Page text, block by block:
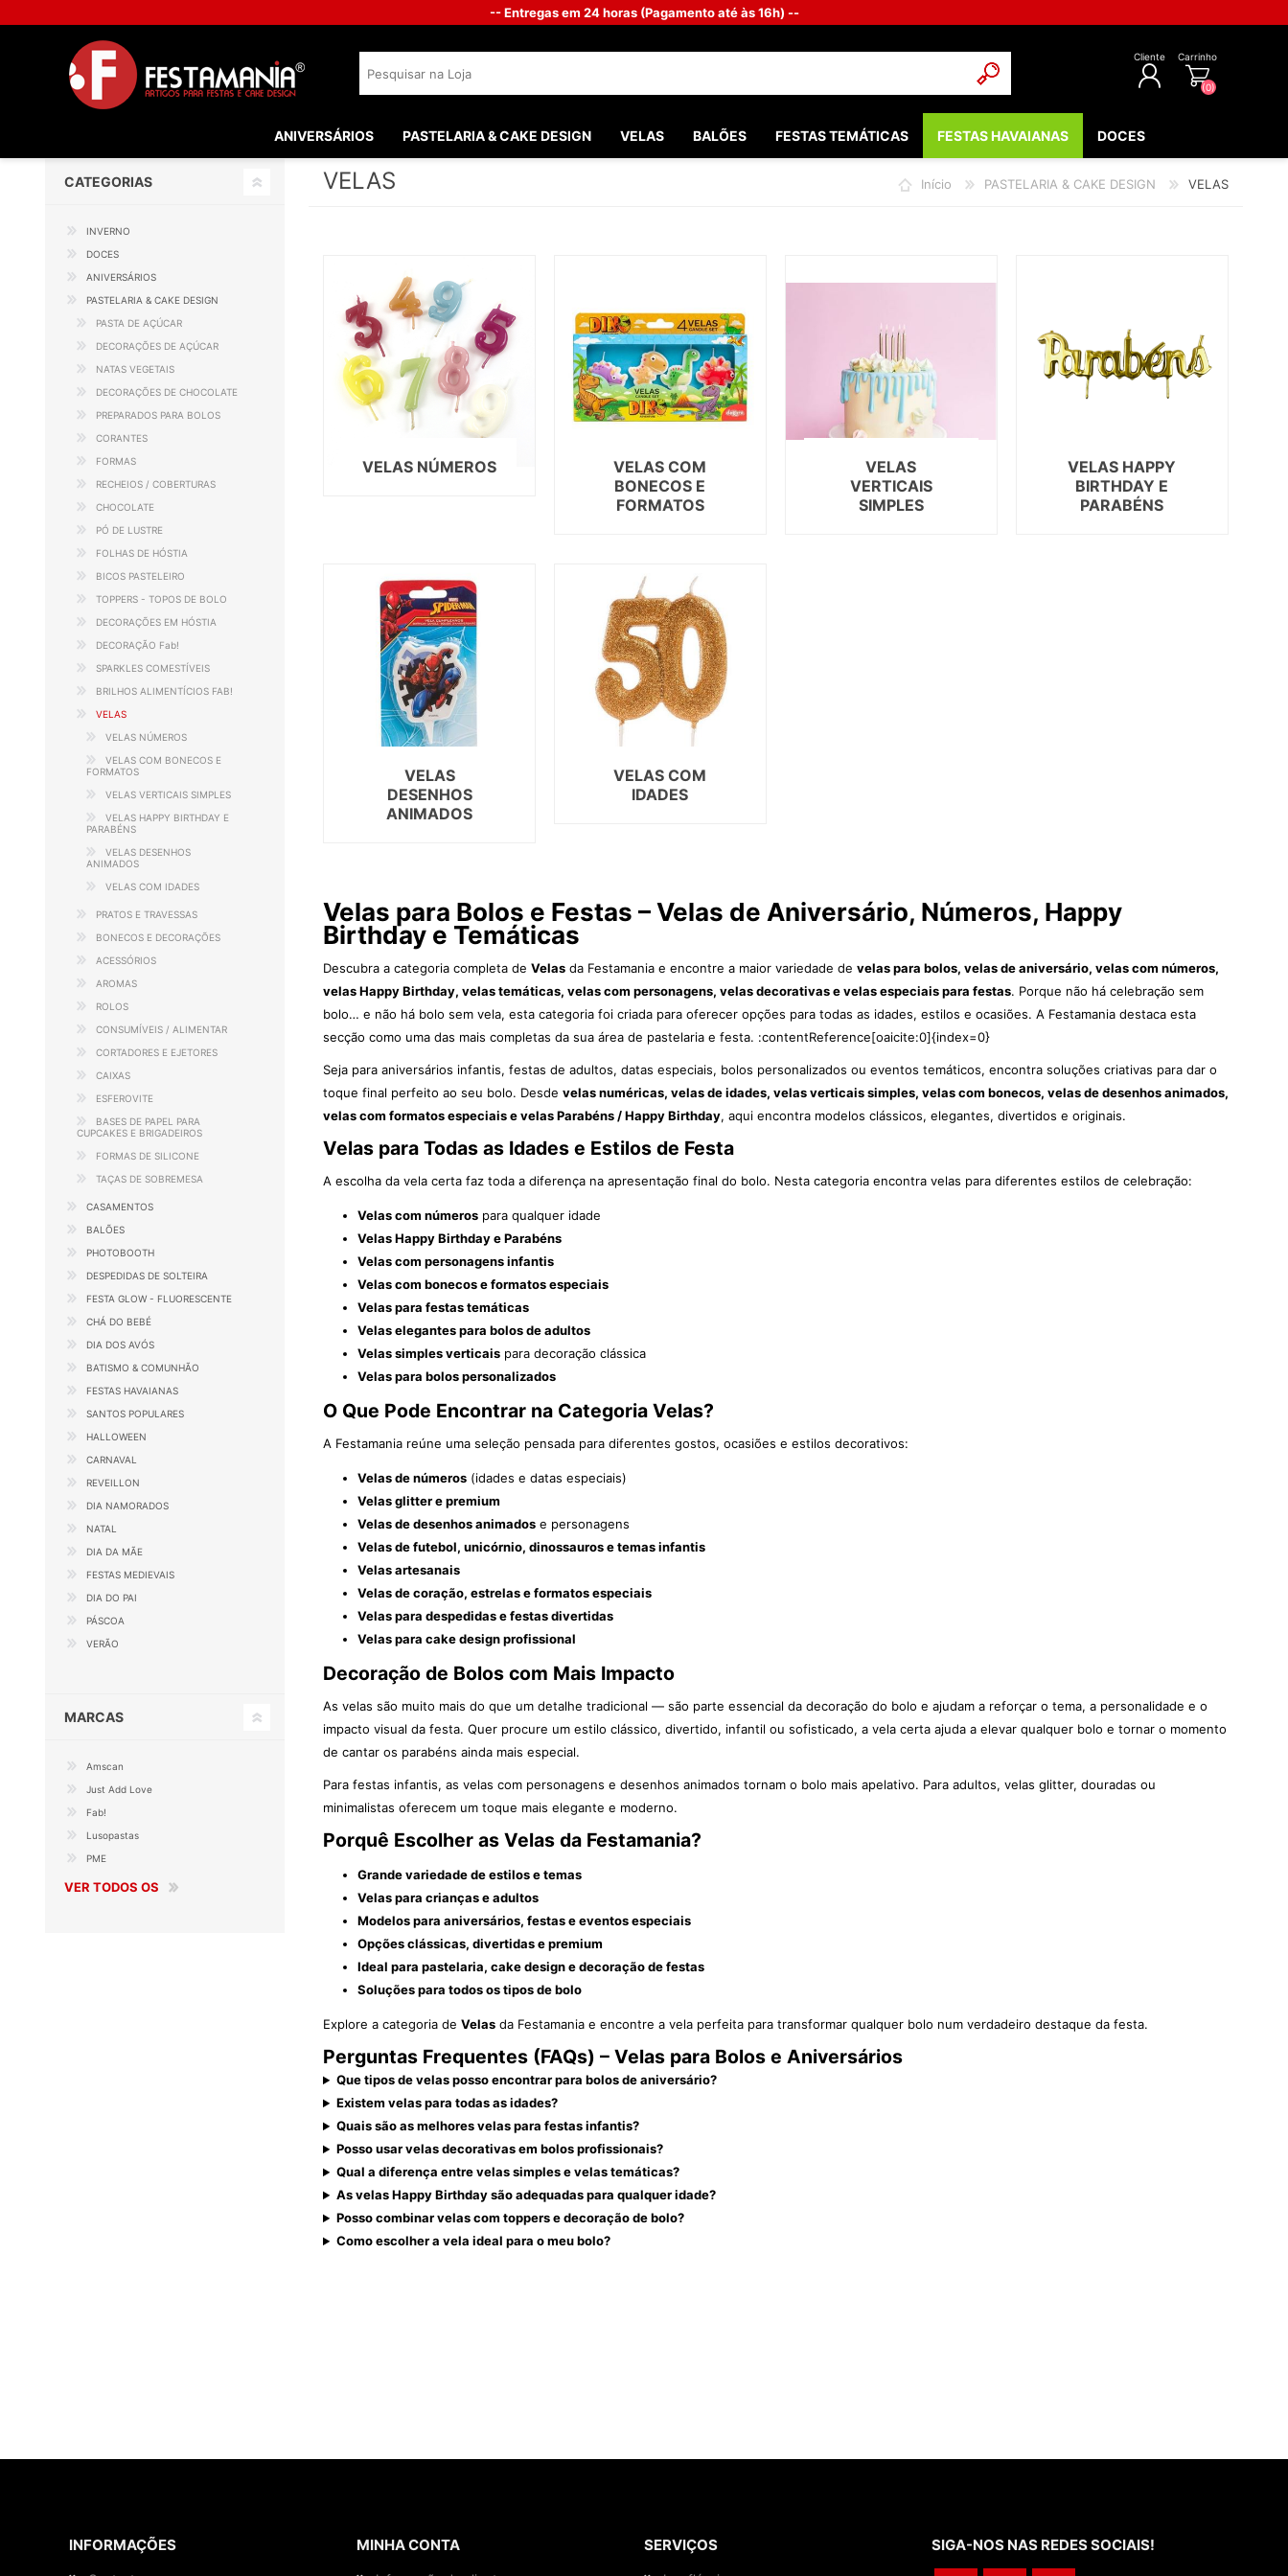
-- Entregas em 24 horas (Pagamento até às 16h) --
Cliente
REGISTAR
INICIAR SESSÃO
Carrinho
(0)
ANIVERSÁRIOS PASTELARIA & CAKE DESIGN VELAS BALÕES FESTAS TEMÁTICAS
SANTOS POPULARES
PHOTOBOOTH
CHÁ DO BEBÉ
CASAMENTOS
INVERNO
FESTAS HAVAIANAS DOCES
VELAS Início PASTELARIA & CAKE DESIGN VELAS
VELAS NÚMEROS
VELAS COM
BONECOS E
FORMATOS
VELAS
VERTICAIS
SIMPLES
VELAS HAPPY
BIRTHDAY E
PARABÉNS
VELAS
DESENHOS
ANIMADOS
VELAS COM
IDADES
Velas para Bolos e Festas – Velas de Aniversário, Números, Happy
Birthday e Temáticas
Descubra a categoria completa de Velas da Festamania e encontre a maior variedade de velas para bolos, velas de aniversário, velas com números,
velas Happy Birthday, velas temáticas, velas com personagens, velas decorativas e velas especiais para festas. Porque não há celebração sem
bolo… e não há bolo sem vela, esta categoria foi criada para oferecer opções para todas as idades, estilos e ocasiões. A Festamania destaca esta
secção como uma das mais completas da sua área de pastelaria e festa. :contentReference[oaicite:0]{index=0}
Seja para aniversários infantis, festas de adultos, datas especiais, bolos personalizados ou eventos temáticos, encontra soluções criativas para dar o
toque final perfeito ao seu bolo. Desde velas numéricas, velas de idades, velas verticais simples, velas com bonecos, velas de desenhos animados,
velas com formatos especiais e velas Parabéns / Happy Birthday, aqui encontra modelos clássicos, elegantes, divertidos e originais.
Velas para Todas as Idades e Estilos de Festa
A escolha da vela certa faz toda a diferença na apresentação final do bolo. Nesta categoria encontra velas para diferentes estilos de celebração:
Velas com números para qualquer idade
Velas Happy Birthday e Parabéns
Velas com personagens infantis
Velas com bonecos e formatos especiais
Velas para festas temáticas
Velas elegantes para bolos de adultos
Velas simples verticais para decoração clássica
Velas para bolos personalizados
O Que Pode Encontrar na Categoria Velas?
A Festamania reúne uma seleção pensada para diferentes gostos, ocasiões e estilos decorativos:
Velas de números (idades e datas especiais)
Velas glitter e premium
Velas de desenhos animados e personagens
Velas de futebol, unicórnio, dinossauros e temas infantis
Velas artesanais
Velas de coração, estrelas e formatos especiais
Velas para despedidas e festas divertidas
Velas para cake design profissional
Decoração de Bolos com Mais Impacto
As velas são muito mais do que um detalhe tradicional — são parte essencial da decoração do bolo e ajudam a reforçar o tema, a personalidade e o
impacto visual da festa. Quer procure um estilo clássico, divertido, infantil ou sofisticado, a vela certa ajuda a elevar qualquer bolo e tornar o momento
de cantar os parabéns ainda mais especial.
Para festas infantis, as velas com personagens e desenhos animados tornam o bolo mais apelativo. Para adultos, velas glitter, douradas ou
minimalistas oferecem um toque mais elegante e moderno.
Porquê Escolher as Velas da Festamania?
Grande variedade de estilos e temas
Velas para crianças e adultos
Modelos para aniversários, festas e eventos especiais
Opções clássicas, divertidas e premium
Ideal para pastelaria, cake design e decoração de festas
Soluções para todos os tipos de bolo
Explore a categoria de Velas da Festamania e encontre a vela perfeita para transformar qualquer bolo num verdadeiro destaque da festa.
Perguntas Frequentes (FAQs) – Velas para Bolos e Aniversários
Que tipos de velas posso encontrar para bolos de aniversário?
Existem velas para todas as idades?
Quais são as melhores velas para festas infantis?
Posso usar velas decorativas em bolos profissionais?
Qual a diferença entre velas simples e velas temáticas?
As velas Happy Birthday são adequadas para qualquer idade?
Posso combinar velas com toppers e decoração de bolo?
Como escolher a vela ideal para o meu bolo?
CATEGORIAS
INVERNO
DOCES
ANIVERSÁRIOS
PASTELARIA & CAKE DESIGN
PASTA DE AÇÚCAR
DECORAÇÕES DE AÇÚCAR
NATAS VEGETAIS
DECORAÇÕES DE CHOCOLATE
PREPARADOS PARA BOLOS
CORANTES
FORMAS
RECHEIOS / COBERTURAS
CHOCOLATE
PÓ DE LUSTRE
FOLHAS DE HÓSTIA
BICOS PASTELEIRO
TOPPERS - TOPOS DE BOLO
DECORAÇÕES EM HÓSTIA
DECORAÇÃO Fab!
SPARKLES COMESTÍVEIS
BRILHOS ALIMENTÍCIOS FAB!
VELAS
VELAS NÚMEROS
VELAS COM BONECOS E
FORMATOS
VELAS VERTICAIS SIMPLES
VELAS HAPPY BIRTHDAY E
PARABÉNS
VELAS DESENHOS
ANIMADOS
VELAS COM IDADES
PRATOS E TRAVESSAS
BONECOS E DECORAÇÕES
ACESSÓRIOS
AROMAS
ROLOS
CONSUMÍVEIS / ALIMENTAR
CORTADORES E EJETORES
CAIXAS
ESFEROVITE
BASES DE PAPEL PARA
CUPCAKES E BRIGADEIROS
FORMAS DE SILICONE
TAÇAS DE SOBREMESA
CASAMENTOS
BALÕES
PHOTOBOOTH
DESPEDIDAS DE SOLTEIRA
FESTA GLOW - FLUORESCENTE
CHÁ DO BEBÉ
DIA DOS AVÓS
BATISMO & COMUNHÃO
FESTAS HAVAIANAS
SANTOS POPULARES
HALLOWEEN
CARNAVAL
REVEILLON
DIA NAMORADOS
NATAL
DIA DA MÃE
FESTAS MEDIEVAIS
DIA DO PAI
PÁSCOA
VERÃO
MARCAS
Amscan
Just Add Love
Fab!
Lusopastas
PME
VER TODOS OS
INFORMAÇÕES MINHA CONTA SERVIÇOS SIGA-NOS NAS REDES SOCIAIS!